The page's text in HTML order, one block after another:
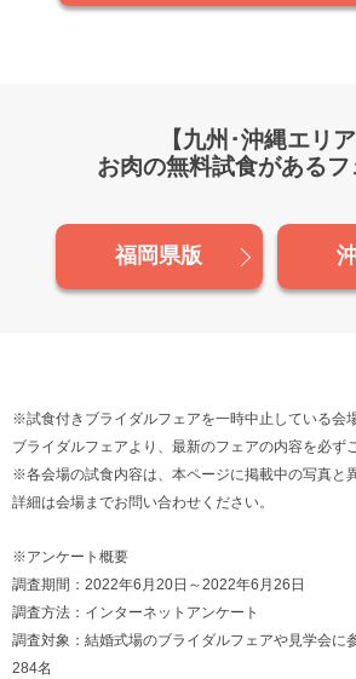
【九州･沖縄エリア
お肉の無料試食がある
福岡県版
※試食付きブライダルフェアを一時中止している会
ブライダルフェアより、最新のフェアの内容を必ず
※各会場の試食内容は、本ページに掲載中の写真と
詳細は会場までお問い合わせください。
※アンケート概要
調査期間：2022年6月20日～2022年6月26日
調査方法：インターネットアンケート
調査対象：結婚式場のブライダルフェアや見学会に
284名